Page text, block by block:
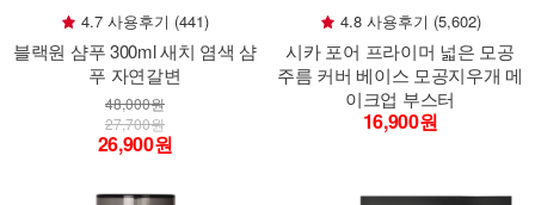
4.7 사용후기 (441)
블랙원 샴푸 300ml 새치 염색 샴
푸 자연갈변
48,000원
27,700원
26,900원
4.8 사용후기 (5,602)
시카 포어 프라이머 넓은 모공
주름 커버 베이스 모공지우개 메
이크업 부스터
16,900원